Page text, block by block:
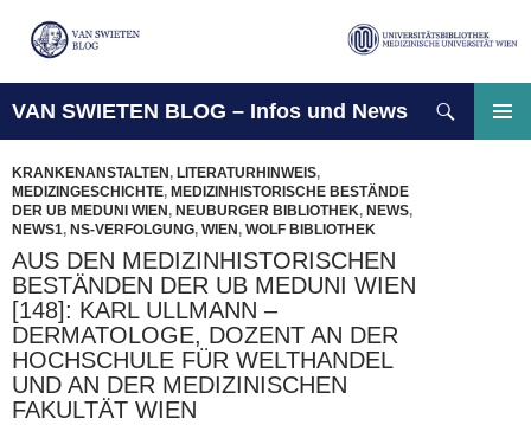
VAN SWIETEN BLOG – Infos und News
SPRINGEN
KRANKENANSTALTEN , LITERATURHINWEIS,
MEDIZINGESCHICHTE, MEDIZINHISTORISCHE BESTÄNDE
DER UB MEDUNI WIEN , NEUBURGER BIBLIOTHEK, NEWS,
NEWS1, NS-VERFOLGUNG, WIEN , WOLF BIBLIOTHEK
AUS DEN MEDIZINHISTORISCHEN
BESTÄNDEN DER UB MEDUNI WIEN
[148]: KARL ULLMANN –
DERMATOLOGE, DOZENT AN DER
HOCHSCHULE FÜR WELTHANDEL
UND AN DER MEDIZINISCHEN
FAKULTÄT WIEN